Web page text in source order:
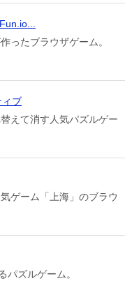
ったブラウザゲーム。
ィブ
えて消す人気パズルゲー
ゲーム「上海」のブラウ
パズルゲーム。